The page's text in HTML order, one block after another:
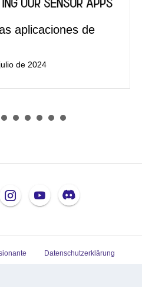
aplicaciones de
de 2024
Datenschutzerklärung